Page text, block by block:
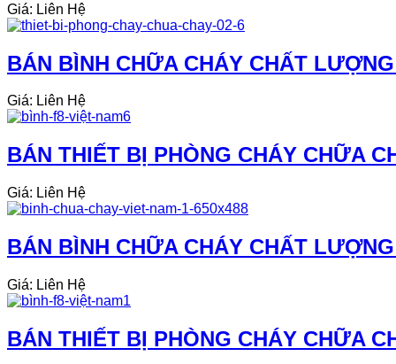
Giá: Liên Hệ
BÁN BÌNH CHỮA CHÁY CHẤT
Giá: Liên Hệ
BÁN THIẾT BỊ PHÒNG CHÁY CHỮA
Giá: Liên Hệ
BÁN BÌNH CHỮA CHÁY CHẤT
Giá: Liên Hệ
BÁN THIẾT BỊ PHÒNG CHÁY CHỮA